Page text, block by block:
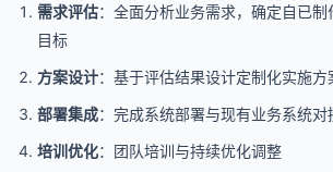
需求评估：全面分析业务需求，确定自已
目标
方案设计：基于评估结果设计定制化实施方
部署集成：完成系统部署与现有业务系统对
培训优化：团队培训与持续优化调整